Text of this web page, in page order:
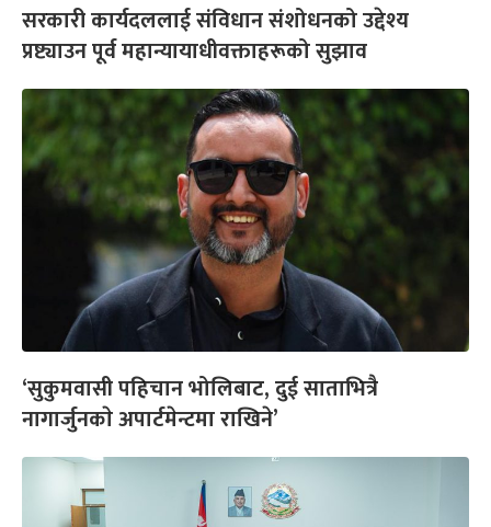
सरकारी कार्यदललाई संविधान संशोधनको उद्देश्य
प्रष्ट्याउन पूर्व महान्यायाधीवक्ताहरूको सुझाव
‘सुकुमवासी पहिचान भोलिबाट, दुई साताभित्रै
नागार्जुनकाे अपार्टमेन्टमा राखिने’